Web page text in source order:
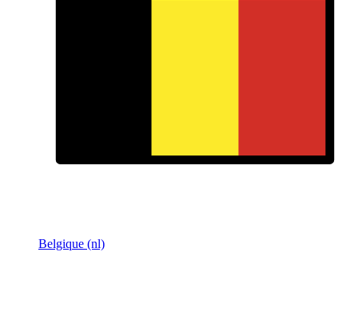
Belgique (nl)